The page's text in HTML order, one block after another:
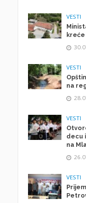
VESTI
VESTI
na
VESTI
decu
na
VESTI